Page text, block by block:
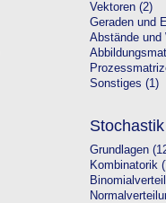
Vektoren (2)
Geraden und
Abstände und
Sonstiges (1)
Stochastik
Grundlagen
Kombinatorik